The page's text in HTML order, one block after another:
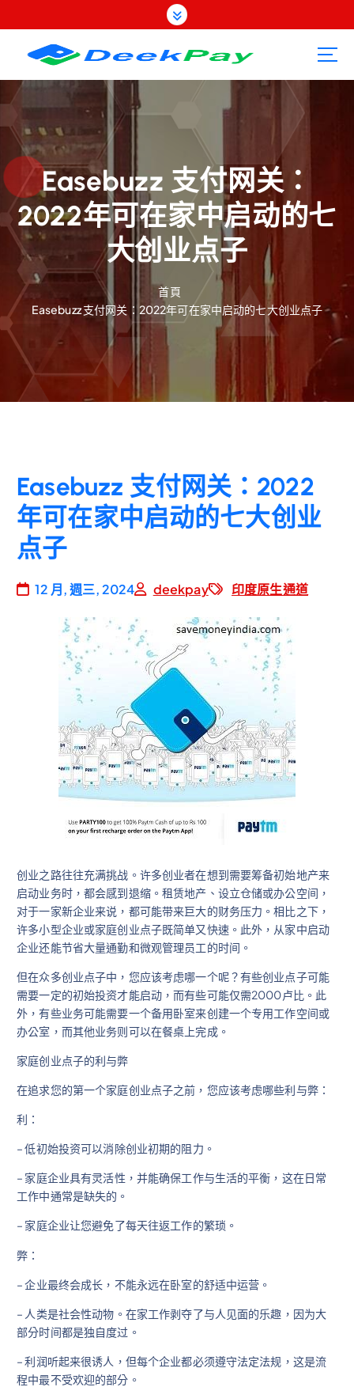
至
Easebuzz 支付网关：
2022年可在家中启动的七
大创业点子
首頁
Easebuzz 支付网关：2022年可在家中启动的七大创业点子
Easebuzz 支付网关：2022
年可在家中启动的七大创业
点子
12 月, 週三, 2024 deekpay 印度原生通道
创业之路往往充满挑战。许多创业者在想到需要筹备初始地产来
启动业务时，都会感到退缩。租赁地产、设立仓储或办公空间，
对于一家新企业来说，都可能带来巨大的财务压力。相比之下，
许多小型企业或家庭创业点子既简单又快速。此外，从家中启动
企业还能节省大量通勤和微观管理员工的时间。
但在众多创业点子中，您应该考虑哪一个呢？有些创业点子可能
需要一定的初始投资才能启动，而有些可能仅需2000卢比。此
外，有些业务可能需要一个备用卧室来创建一个专用工作空间或
办公室，而其他业务则可以在餐桌上完成。
家庭创业点子的利与弊
在追求您的第一个家庭创业点子之前，您应该考虑哪些利与弊：
利：
– 低初始投资可以消除创业初期的阻力。
– 家庭企业具有灵活性，并能确保工作与生活的平衡，这在日常
工作中通常是缺失的。
– 家庭企业让您避免了每天往返工作的繁琐。
弊：
– 企业最终会成长，不能永远在卧室的舒适中运营。
– 人类是社会性动物。在家工作剥夺了与人见面的乐趣，因为大
部分时间都是独自度过。
– 利润听起来很诱人，但每个企业都必须遵守法定法规，这是流
程中最不受欢迎的部分。